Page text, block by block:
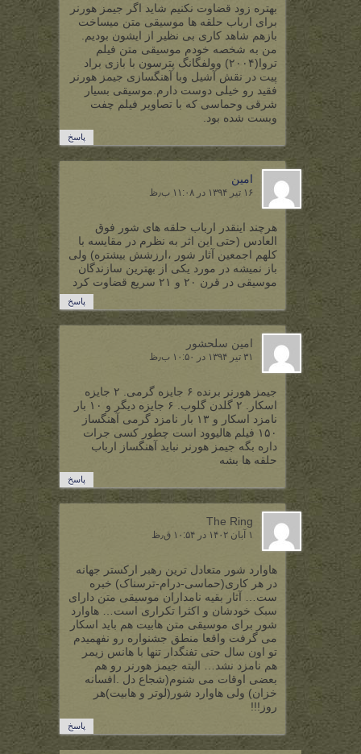
بهتره زود قضاوت نکنیم شاید اگر جیمز هورنر
برای ارباب حلقه ها موسیقی متن میساخت
بازهم شاهد کاری بی نظیر از ایشون بودیم.
من به شخصه خودم موسیقی متن فیلم
تروا(۲۰۰۴) وولفگانگ پترسون با بازی براد
پیت در نقش آشیل وبا آهنگسازی جیمز هورنر
فقید رو خیلی دوست دارم.موسیقی بسیار
شرقی وحماسی که با تصاویر فیلم چفت
وبست شده بود.
پاسخ
امین
۱۶ تیر ۱۳۹۴ در ۱۱:۰۸ ب٫ظ
هرچند اینقدر ارباب حلقه های شور فوق
العادس (حتی این اثر به نظرم در مقایسه با
کلهم اجمعین آثار شور ،ارزشش بیشتره) ولی
باز نمیشه در مورد یکی از بهترین سازندگان
موسیقی در قرن ۲۰ و ۲۱ سریع قضاوت کرد
پاسخ
امین سلحشور
۳۱ تیر ۱۳۹۴ در ۱۰:۵۰ ب٫ظ
جیمز هورنر برنده ۶ جایزه گرمی. ۲ جایزه
اسکار. ۲ گلدن گلوب. ۶ جایزه دیگر و ۱۰ بار
نامزد اسکار و ۱۳ بار نامزد گرمی آهنگساز
۱۵۰ فیلم هالیوود است چطور کسی جرات
داره بگه جیمز هورنر نباید آهنگساز ارباب
حلقه ها بشه
پاسخ
The Ring
۱ آبان ۱۴۰۲ در ۱۰:۵۴ ق٫ظ
هاوارد شور متعادل ترین رهبر ارکستر جهانه
در هر کاری(حماسی-درام-ترسناک) خبره
ست… آثار بقیه نامداران موسیقی متن دارای
سبک خودشان و اکثرا تکراری است… هاوارد
شور برای موسیقی متن هابیت هم باید اسکار
می گرفت واقعا منطق جشنواره رو نفهمیدم
تو اون سال حتی تفنگدار تنها با هانس زیمر
هم نامزد نشد… البته جیمز هورنر رو هم
بعضی اوقات می شنوم(شجاع دل .افسانه
خزان) ولی هاوارد شور(لوتر و هابیت)هر
روز!!!
پاسخ